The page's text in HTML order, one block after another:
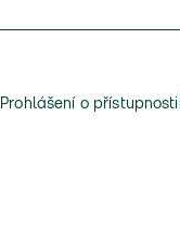
Prohlášení o přístupnosti